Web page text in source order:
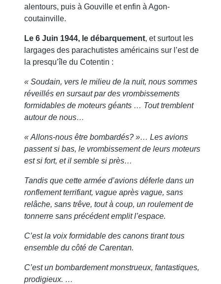
alentours, puis à Gouville et enfin à Agon-
coutainville.
Le 6 Juin 1944, le débarquement, et surtout les
largages des parachutistes américains sur l’est de
la presqu’île du Cotentin :
« Soudain, vers le milieu de la nuit, nous sommes
réveillés en sursaut par des vrombissements
formidables de moteurs géants … Tout tremblent
autour de nous…
« Allons-nous être bombardés? »… Les avions
passent si bas, le vrombissement de leurs moteurs
est si fort, et il semble si près…
Tandis que cette armée d’avions déferle dans un
ronflement terrifiant, vague après vague, sans
relâche, sans trêve, tout à coup, un roulement de
tonnerre sans précédent emplit l’espace.
C’est la voix formidable des canons tirant tous
ensemble du côté de Carentan.
C’est un bombardement monstrueux, fantastiques,
prodigieux. …